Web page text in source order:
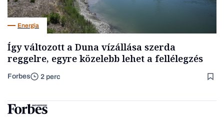
Energia
Így változott a Duna vízállása szerda
reggelre, egyre közelebb lehet a fellélegzés
Forbes 2 perc